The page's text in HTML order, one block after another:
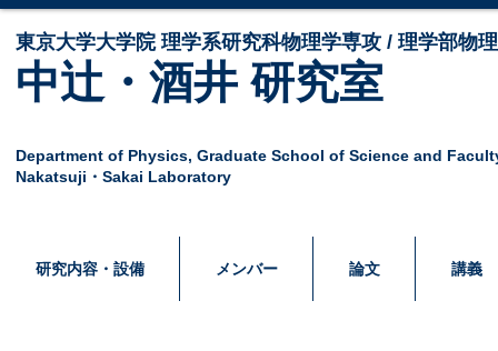
東京大学大学院 ​理学系研究科物理学専攻 / 理学部物
中辻・酒井 研究室
Department of Physics, Graduate School of Science and
Nakatsuji・Sakai Laboratory
研究内容・設備 メンバー 論文 講義